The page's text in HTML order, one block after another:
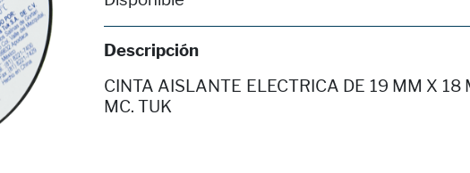
Descripción
CINTA AISLANTE ELECTRICA DE 19 MM X 18
MC. TUK